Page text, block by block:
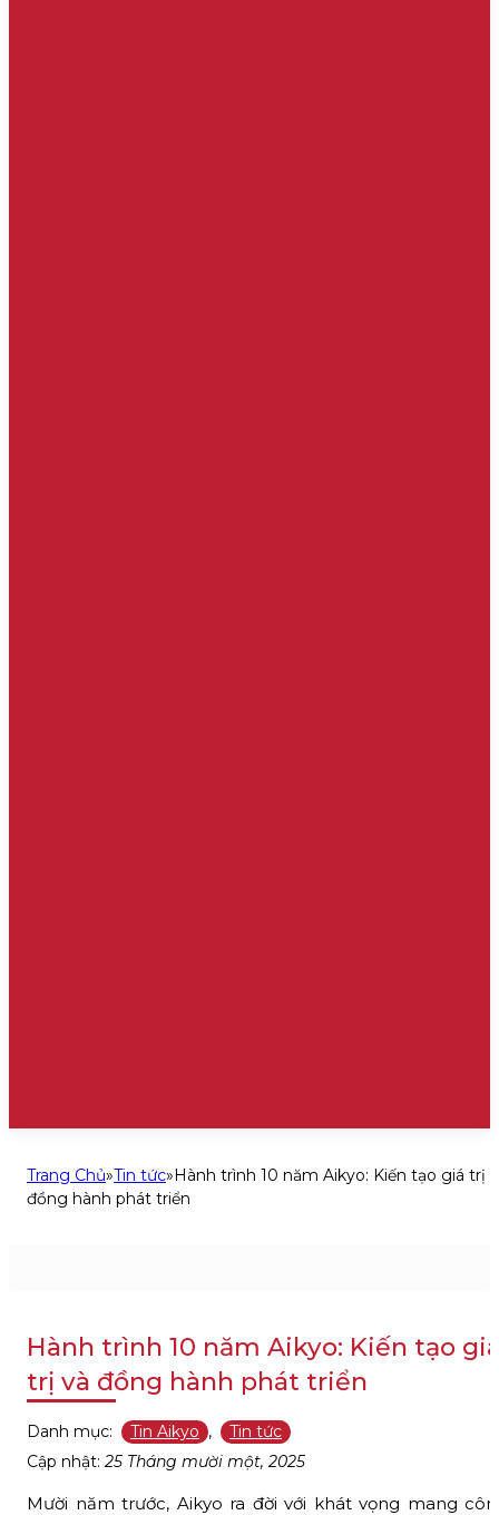
Trang Chủ»Tin tức»Hành trình 10 năm Aikyo: Kiến tạo giá trị
đồng hành phát triển
Hành trình 10 năm Aikyo: Kiến tạo
trị và đồng hành phát triển
Danh mục: Tin Aikyo ,
Tin tức
Cập nhật: 25 Tháng mười một, 2025
Mười năm trước, Aikyo ra đời với khát vọng mang